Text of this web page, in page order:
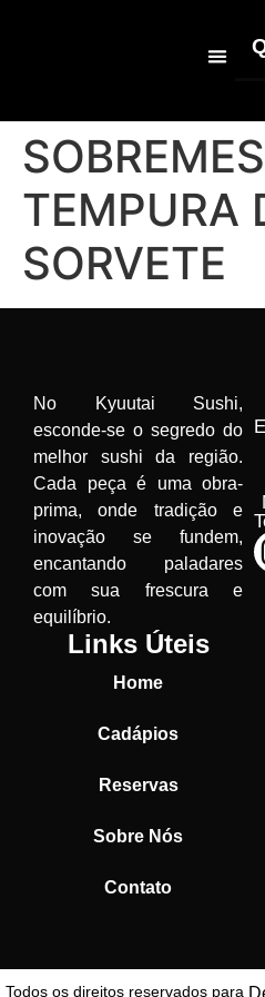
TEMPURA
SORVETE
No Kyuutai Sushi,
esconde-se o segredo do
melhor sushi da região.
Cada peça é uma obra-
prima, onde tradição e
inovação se fundem,
encantando paladares
com sua frescura e
equilíbrio.
Links Úteis
Home
Cadápios
Reservas
Sobre Nós
Contato
Todos os direitos reservados para